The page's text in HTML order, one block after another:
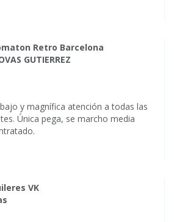
Retro Barcelona
GUTIERREZ
y magnífica atención a todas las
Única pega, se marcho media
VK